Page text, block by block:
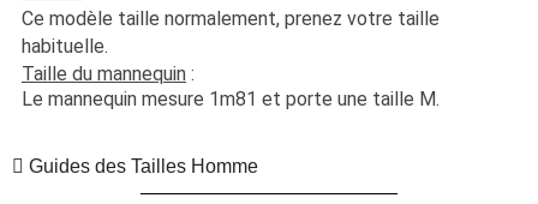
Ce modèle taille normalement, prenez votre taille
habituelle.
Taille du mannequin :
Le mannequin mesure 1m81 et porte une taille M.
Guides des Tailles Homme